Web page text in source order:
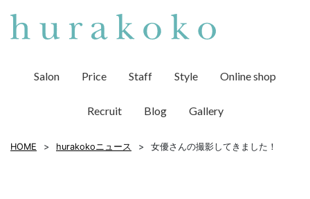
Salon Price Staff Style Online shop
Recruit Blog Gallery
HOME hurakokoニュース 女優さんの撮影してきました！